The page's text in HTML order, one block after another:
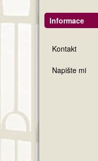
Informace
Kontakt
Napište mi